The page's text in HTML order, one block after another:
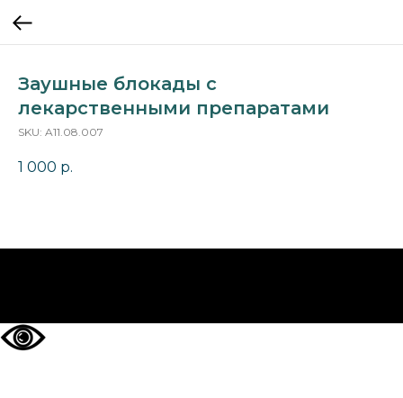
Заушные блокады с
лекарственными препаратами
SKU: A11.08.007
1 000 р.